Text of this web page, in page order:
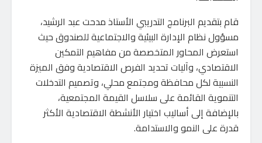
قام بتقديم البرنامج التدريبي الأستاذ مدحت عبد الرشيد،
مسؤول نظام الإدارة البيئية والاجتماعية للصندوق حيث
استعرض المحاور المتخصصة من مفاهيم التمكين
الاقتصادي، وآليات تحديد الفرص الاقتصادية وفق الميزة
النسبية لكل محافظة ومجتمع محلي، وتصميم التدخلات
التنموية القائمة على سلاسل القيمة المجتمعية،
بالإضافة إلى أساليب اختيار الأنشطة الاقتصادية الأكثر
قدرة على النمو والاستدامة.